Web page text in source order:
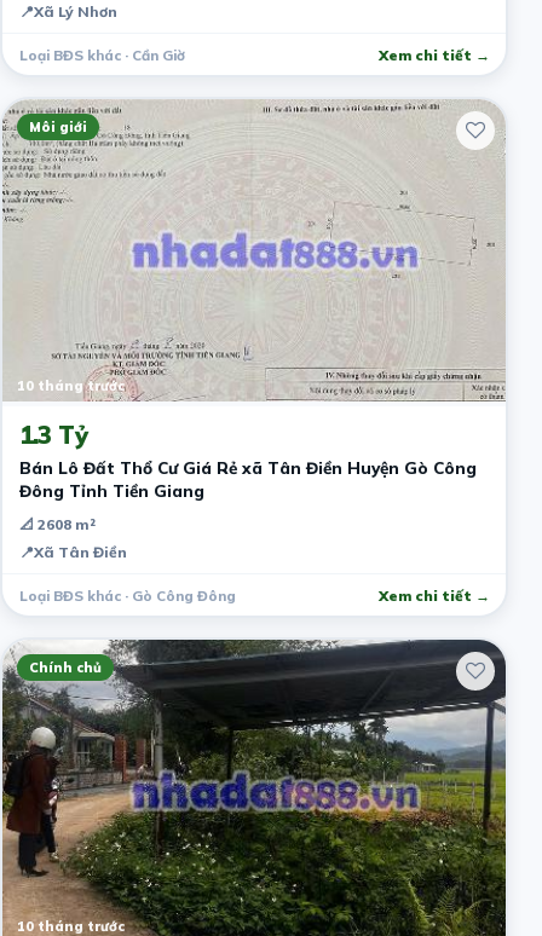
📍Xã Lý Nhơn
Loại BĐS khác · Cần Giờ Xem chi tiết →
Môi giới
10 tháng trước
1.3 Tỷ
Bán Lô Đất Thổ Cư Giá Rẻ xã Tân Điền Huyện Gò Công
Đông Tỉnh Tiền Giang
📐 2608 m²
📍Xã Tân Điền
Loại BĐS khác · Gò Công Đông Xem chi tiết →
Chính chủ
10 tháng trước